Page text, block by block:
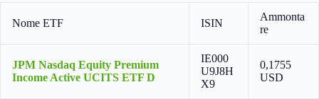
Nome ETF ISIN
Ammonta
re
JPM Nasdaq Equity Premium
Income Active UCITS ETF D
IE000
U9J8H
X9
0,1755
USD